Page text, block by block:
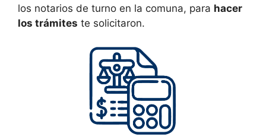
los notarios de turno en la comuna, para hacer
los trámites te solicitaron.